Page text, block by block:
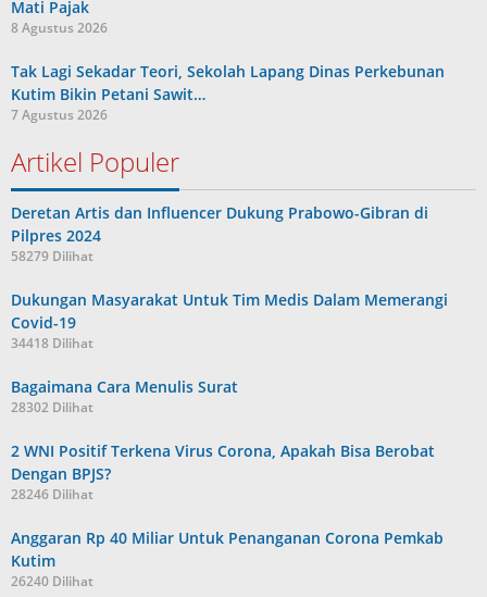
Mati Pajak
8 Agustus 2026
Tak Lagi Sekadar Teori, Sekolah Lapang Dinas Perkebunan
Kutim Bikin Petani Sawit…
7 Agustus 2026
Artikel Populer
Deretan Artis dan Influencer Dukung Prabowo-Gibran di
Pilpres 2024
58279 Dilihat
Dukungan Masyarakat Untuk Tim Medis Dalam Memerangi
Covid-19
34418 Dilihat
Bagaimana Cara Menulis Surat
28302 Dilihat
2 WNI Positif Terkena Virus Corona, Apakah Bisa Berobat
Dengan BPJS?
28246 Dilihat
Anggaran Rp 40 Miliar Untuk Penanganan Corona Pemkab
Kutim
26240 Dilihat